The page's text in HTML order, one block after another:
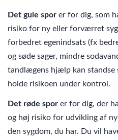
Det gule spor er for dig, som
risiko for ny eller forværret
forbedret egenindsats (fx
og søde sager, mindre
tandlægens hjælp kan standse
holde risikoen under kontrol.
Det røde spor er for dig, der
og høj risiko for udvikling af
den sygdom, du har. Du vil